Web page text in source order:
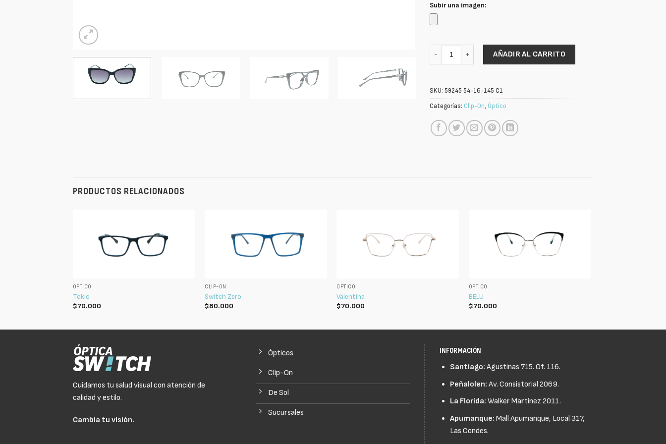
Subir una imagen:
AÑADIR AL CARRITO
SKU: 59245 54-16-145 C1
Categorías: Clip-On, Óptico
PRODUCTOS RELACIONADOS
ÓPTICO
Tokio
$70.000
CLIP-ON
Switch Zero
$80.000
ÓPTICO
Valentina
$70.000
ÓPTICO
BELU
$70.000
Cuidamos tu salud visual con atención de
calidad y estilo.
Cambia tu visión.
Ópticos
Clip-On
De Sol
Sucursales
INFORMACIÓN
Santiago: Agustinas 715. Of. 116.
Peñalolen: Av. Consistorial 2069.
La Florida: Walker Martínez 2011.
Apumanque: Mall Apumanque, Local 317,
Las Condes.